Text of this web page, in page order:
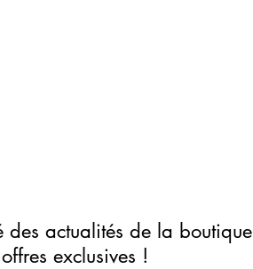
des actualités de la boutique
exclusives !